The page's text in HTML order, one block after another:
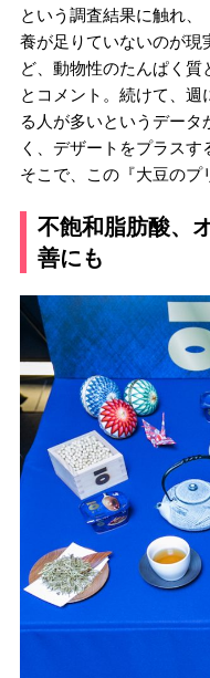
という調査結果に触れ
養が足りていないのが現
ど、動物性のたんぱく質
とコメント。続けて、週
る人が多いというデー
く、デザートをプラスす
そこで、この『大豆のプ
不飽和脂肪酸、
善にも